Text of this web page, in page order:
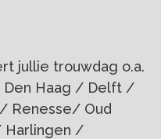
jullie trouwdag o.a.
Den Haag / Delft /
Renesse/ Oud
Harlingen /